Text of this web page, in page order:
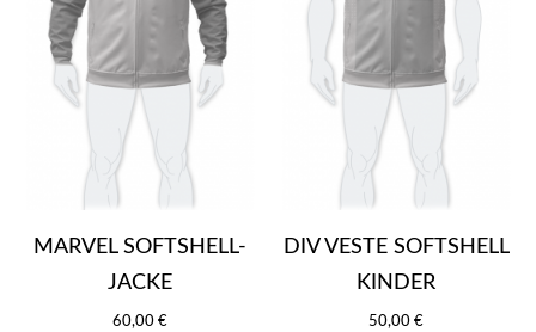
MARVEL SOFTSHELL-
JACKE
60,00 €
DIV VESTE SOFTSHELL
KINDER
50,00 €